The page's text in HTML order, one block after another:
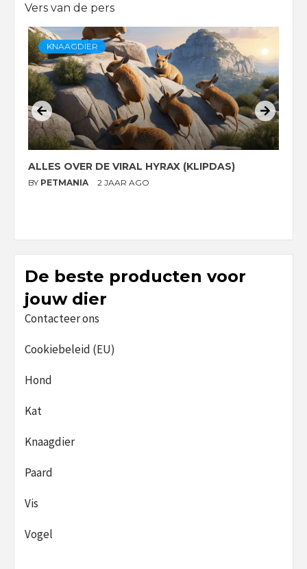
Vers van de pers
KNAAGDIER
ALLES OVER DE VIRAL HYRAX (KLIPDAS)
BY PETMANIA 2 JAAR AGO
De beste producten voor
jouw dier
Contacteer ons
Cookiebeleid (EU)
Hond
Kat
Knaagdier
Paard
Vis
Vogel